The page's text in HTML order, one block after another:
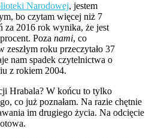
Narodowej, jestem
bo czytam więcej niż 7
za 2016 rok wynika, że jest
Poza nami, co
zeszłym roku przeczytało 37
nam spadek czytelnictwa o
z rokiem 2004.
Hrabala? W końcu to tylko
co już poznałam. Na razie chętnie
im drugiego życia. Na odcięcie